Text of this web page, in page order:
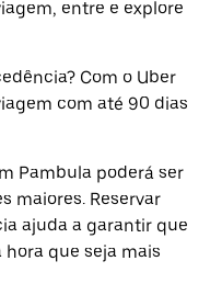
entre e explore
Com o Uber
com até 90 dias
Pambula poderá ser
maiores. Reservar
ajuda a garantir que
que seja mais